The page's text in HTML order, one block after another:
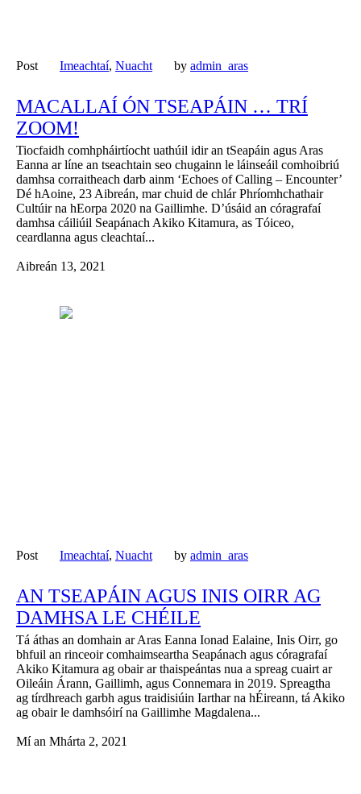
Post Imeachtaí, Nuacht by admin_aras
MACALLAÍ ÓN TSEAPÁIN … TRÍ
ZOOM!
Tiocfaidh comhpháirtíocht uathúil idir an tSeapáin agus Aras
Eanna ar líne an tseachtain seo chugainn le láinseáil comhoibriú
damhsa corraitheach darb ainm ‘Echoes of Calling – Encounter’
Dé hAoine, 23 Aibreán, mar chuid de chlár Phríomhchathair
Cultúir na hEorpa 2020 na Gaillimhe. D’úsáid an córagrafaí
damhsa cáiliúil Seapánach Akiko Kitamura, as Tóiceo,
ceardlanna agus cleachtaí...
Aibreán 13, 2021
Post Imeachtaí, Nuacht by admin_aras
AN TSEAPÁIN AGUS INIS OIRR AG
DAMHSA LE CHÉILE
Tá áthas an domhain ar Aras Eanna Ionad Ealaine, Inis Oirr, go
bhfuil an rinceoir comhaimseartha Seapánach agus córagrafaí
Akiko Kitamura ag obair ar thaispeántas nua a spreag cuairt ar
Oileáin Árann, Gaillimh, agus Connemara in 2019. Spreagtha
ag tírdhreach garbh agus traidisiúin Iarthar na hÉireann, tá Akiko
ag obair le damhsóirí na Gaillimhe Magdalena...
Mí an Mhárta 2, 2021